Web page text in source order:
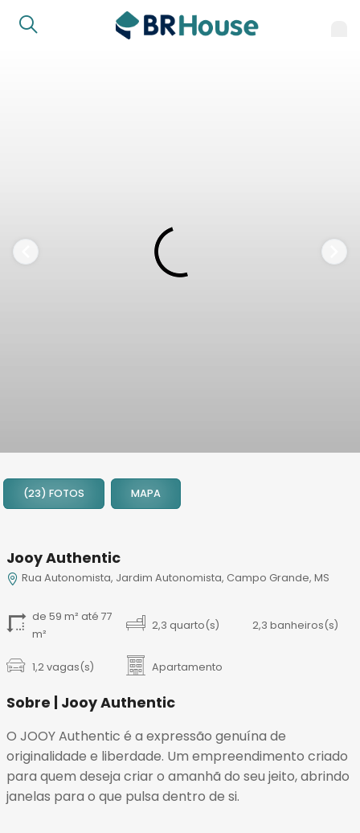
2
3
6
7
11
13
15
16
17
18
(23) FOTOS MAPA
Jooy Authentic
Rua Autonomista, Jardim Autonomista, Campo Grande, MS
de 59 m² até 77
m²
2,3 quarto(s) 2,3 banheiros(s)
1,2 vagas(s) Apartamento
Sobre | Jooy Authentic
O JOOY Authentic é a expressão genuína de
originalidade e liberdade. Um empreendimento criado
para quem deseja criar o amanhã do seu jeito, abrindo
janelas para o que pulsa dentro de si.